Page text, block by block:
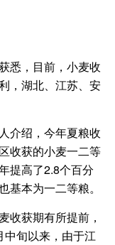
，目前，小麦收
，湖北、江苏、安
绍，今年夏粮收
收获的小麦一二等
提高了2.8个百分
基本为一二等粮。
获期有所提前，
中旬以来，由于江